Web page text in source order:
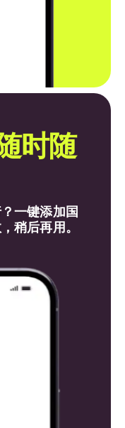
时随
一键添加国
稍后再用。